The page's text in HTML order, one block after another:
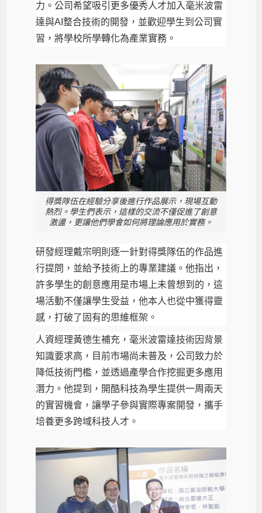
力。公司希望吸引更多優秀人才加入毫米波雷
達與AI整合技術的開發，並歡迎學生到公司實
習，將學校所學轉化為產業實務。
得獎隊伍在經驗分享後進行作品展示，現場互動
熱烈。學生們表示，這樣的交流不僅促進了創意
激盪，更讓他們學會如何將理論應用於實務。
研發經理戴宗明則逐一針對得獎隊伍的作品進
行提問，並給予技術上的專業建議。他指出，
許多學生的創意應用是市場上未曾想到的，這
場活動不僅讓學生受益，他本人也從中獲得靈
感，打破了固有的思維框架。
人資經理黃德生補充，毫米波雷達技術因背景
知識要求高，目前市場尚未普及，公司致力於
降低技術門檻，並透過產學合作挖掘更多應用
潛力。他提到，開酷科技為學生提供一周兩天
的實習機會，讓學子參與實際專案開發，攜手
培養更多跨域科技人才。